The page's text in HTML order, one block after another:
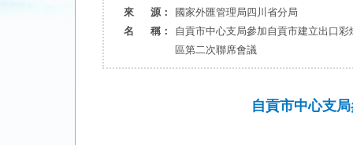
來 源：
國家外匯管理局四川省分局
名 稱：
自貢市中心支局參加自貢市建立出口
區第二次聯席會議
自貢市中心支